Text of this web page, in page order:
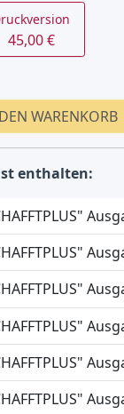
45,00 €
WARENKORB
enthalten: